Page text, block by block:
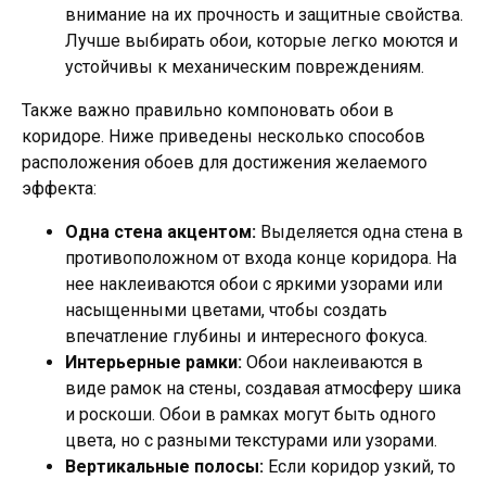
внимание на их прочность и защитные свойства.
Лучше выбирать обои, которые легко моются и
устойчивы к механическим повреждениям.
Также важно правильно компоновать обои в
коридоре. Ниже приведены несколько способов
расположения обоев для достижения желаемого
эффекта:
Одна стена акцентом: Выделяется одна стена в
противоположном от входа конце коридора. На
нее наклеиваются обои с яркими узорами или
насыщенными цветами, чтобы создать
впечатление глубины и интересного фокуса.
Интерьерные рамки: Обои наклеиваются в
виде рамок на стены, создавая атмосферу шика
и роскоши. Обои в рамках могут быть одного
цвета, но с разными текстурами или узорами.
Вертикальные полосы: Если коридор узкий, то